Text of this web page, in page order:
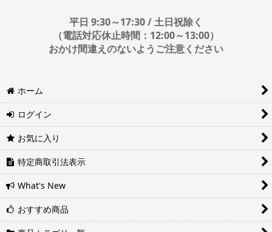
時間指定は下記の通りです。
日時指定は4日後以降の指定となります。それ以前の日時指定をご希
望の場合は備考欄に記入をお願いします。
■地域ごとの最短配達日時について
い。
ヤマト運輸サービスレベル一覧表(PDF)
西濃運輸サービスレベル一覧表(PDF)
平日 9:30～17:30 / 土日祝除く
（電話対応休止時間：12:00～13:00）
おかけ間違えのないようご注意ください
ホーム
ログイン
お気に入り
特定商取引法表示
What's New
おすすめ商品